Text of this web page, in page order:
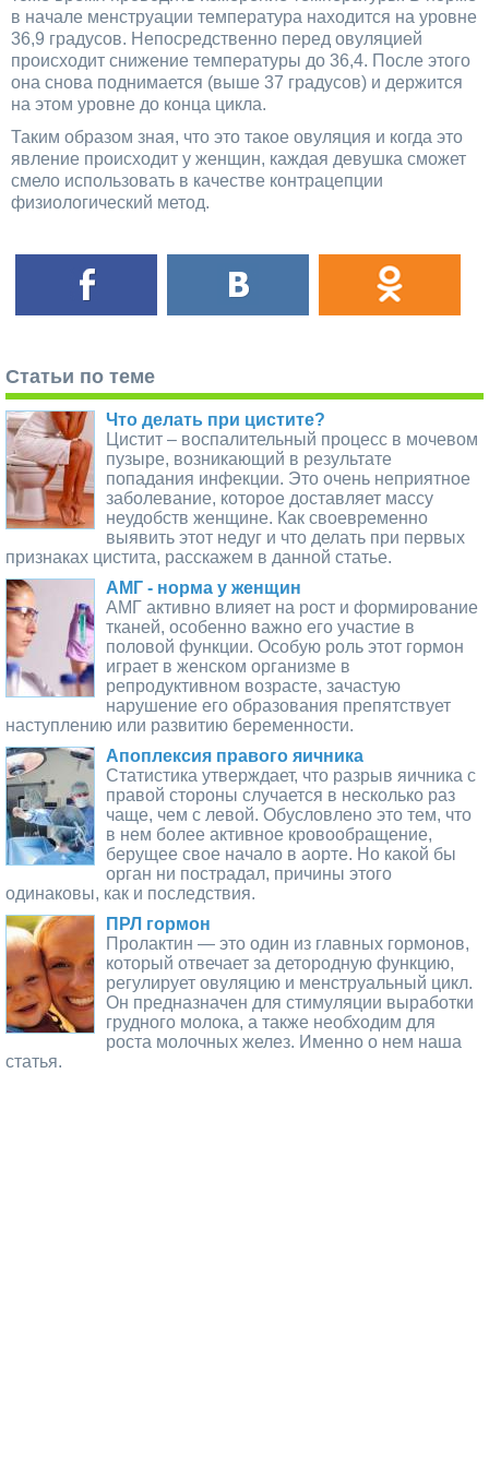
в начале менструации температура находится на уровне
36,9 градусов. Непосредственно перед овуляцией
происходит снижение температуры до 36,4. После этого
она снова поднимается (выше 37 градусов) и держится
на этом уровне до конца цикла.
Таким образом зная, что это такое овуляция и когда это
явление происходит у женщин, каждая девушка сможет
смело использовать в качестве контрацепции
физиологический метод.
Статьи по теме
Что делать при цистите?
Цистит – воспалительный процесс в мочевом
пузыре, возникающий в результате
попадания инфекции. Это очень неприятное
заболевание, которое доставляет массу
неудобств женщине. Как своевременно
выявить этот недуг и что делать при первых
признаках цистита, расскажем в данной статье.
АМГ - норма у женщин
АМГ активно влияет на рост и формирование
тканей, особенно важно его участие в
половой функции. Особую роль этот гормон
играет в женском организме в
репродуктивном возрасте, зачастую
нарушение его образования препятствует
наступлению или развитию беременности.
Апоплексия правого яичника
Статистика утверждает, что разрыв яичника с
правой стороны случается в несколько раз
чаще, чем с левой. Обусловлено это тем, что
в нем более активное кровообращение,
берущее свое начало в аорте. Но какой бы
орган ни пострадал, причины этого
одинаковы, как и последствия.
ПРЛ гормон
Пролактин — это один из главных гормонов,
который отвечает за детородную функцию,
регулирует овуляцию и менструальный цикл.
Он предназначен для стимуляции выработки
грудного молока, а также необходим для
роста молочных желез. Именно о нем наша
статья.